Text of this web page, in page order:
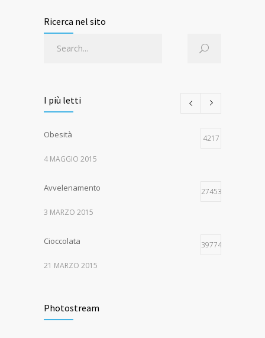
Ricerca nel sito
I più letti
Obesità 4217
4 MAGGIO 2015
Avvelenamento 274533
3 MARZO 2015
Cioccolata 39774
21 MARZO 2015
15 APRILE 2017
Photostream